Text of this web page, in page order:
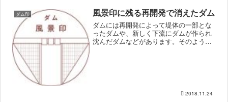
ダム印 風景印に残る再開発で消えたダム
ダムには再開発によって堤体の一部とな
ったダムや、新しく下流にダムが作られ
沈んだダムなどがあります。そのような
2018.11.24